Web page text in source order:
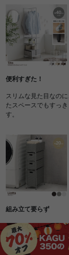
便利すぎた！
スリムな見た目なの
たスペースでもすっ
す。
組み立て要らず
組み立てられた状態
想像よりは重い印象で